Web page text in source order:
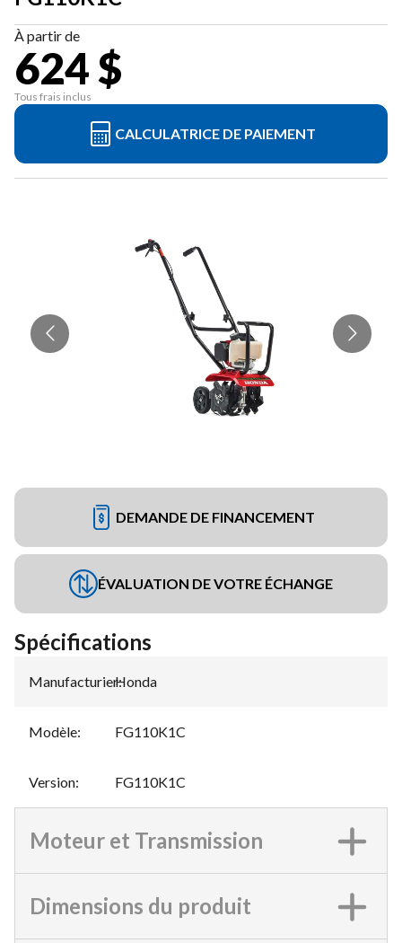
À partir de
624 $
Tous frais inclus
CALCULATRICE DE PAIEMENT
DEMANDE DE FINANCEMENT
ÉVALUATION DE VOTRE ÉCHANGE
Spécifications
Manufacturier:
Honda
Modèle: FG110K1C
Version: FG110K1C
Moteur et Transmission
Dimensions du produit